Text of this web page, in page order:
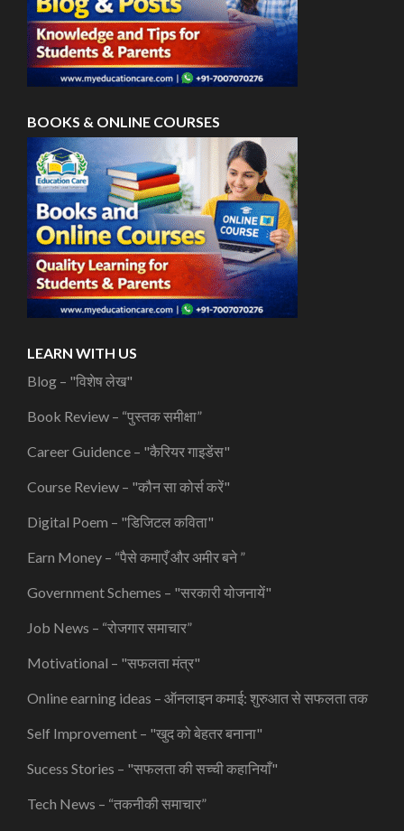
BOOKS & ONLINE COURSES
LEARN WITH US
Blog – "विशेष लेख"
Book Review – “पुस्तक समीक्षा”
Career Guidence – "कैरियर गाइडेंस"
Course Review – "कौन सा कोर्स करें"
Digital Poem – "डिजिटल कविता"
Earn Money – “पैसे कमाएँ और अमीर बने ”
Government Schemes – "सरकारी योजनायें"
Job News – “रोजगार समाचार”
Motivational – "सफलता मंत्र"
Online earning ideas – ऑनलाइन कमाई: शुरुआत से सफलता तक
Self Improvement – "खुद को बेहतर बनाना"
Sucess Stories – "सफलता की सच्ची कहानियाँ"
Tech News – “तकनीकी समाचार”